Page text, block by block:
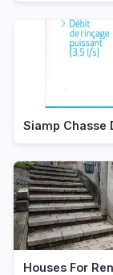
Siamp Chasse
Houses For